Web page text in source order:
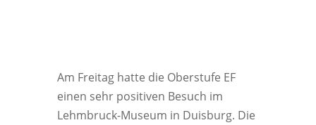
Am Freitag hatte die Oberstufe EF
einen sehr positiven Besuch im
Lehmbruck-Museum in Duisburg. Die